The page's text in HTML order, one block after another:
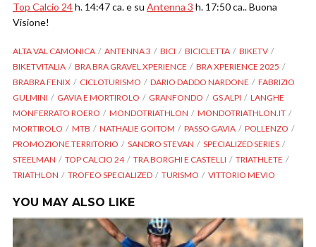
Top Calcio 24h. 14:47 ca. e su Antenna 3 h. 17:50 ca.. Buona
Visione!
ALTA VAL CAMONICA ANTENNA 3 BICI BICICLETTA
BIKETV
BIKETVITALIA
BRA BRA GRAVEL XPERIENCE
BRA XPERIENCE 2025
BRABRA FENIX
CICLOTURISMO DARIO DADDO NARDONE
FABRIZIO
GULMINI
GAVIA E MORTIROLO GRANFONDO GS ALPI
LANGHE
MONFERRATO ROERO
MONDOTRIATHLON
MONDOTRIATHLON.IT
MORTIROLO
MTB NATHALIE GOITOM PASSO GAVIA
POLLENZO
PROMOZIONE TERRITORIO
SANDRO STEVAN
SPECIALIZED SERIES
STEELMAN
TOP CALCIO 24 TRA BORGHI E CASTELLI
TRIATHLETE
TRIATHLON
TROFEO SPECIALIZED TURISMO VITTORIO MEVIO
YOU MAY ALSO LIKE